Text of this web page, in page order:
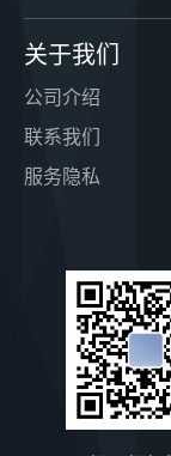
关于我们
公司介绍
联系我们
服务隐私